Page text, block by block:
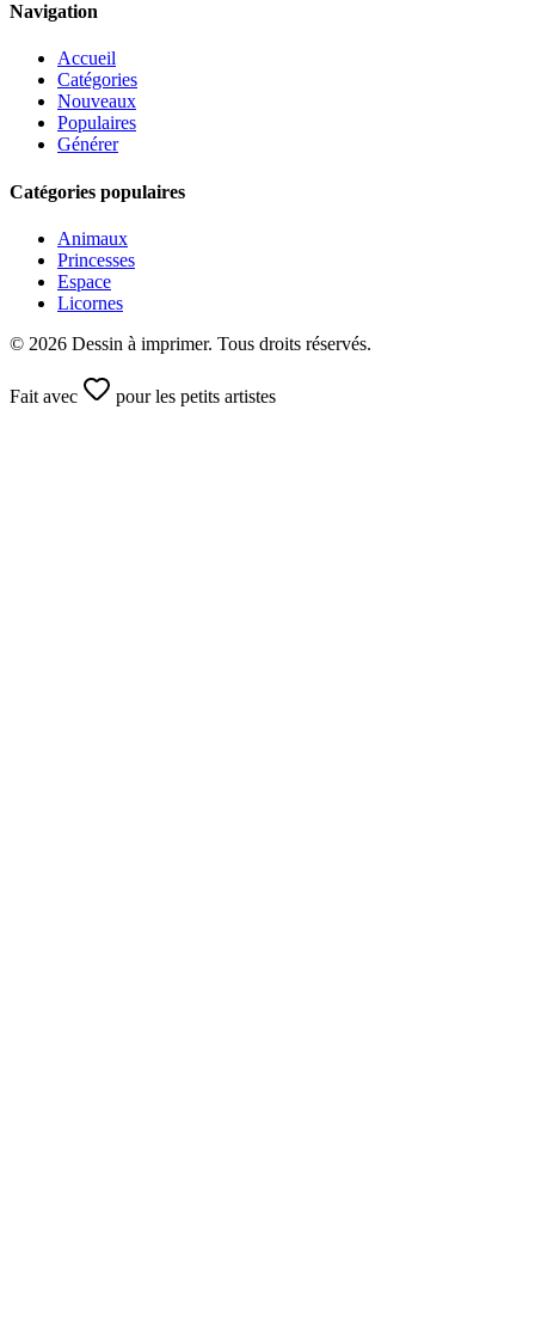
Navigation
Accueil
Catégories
Nouveaux
Populaires
Générer
Catégories populaires
Animaux
Princesses
Espace
Licornes
© 2026 Dessin à imprimer. Tous droits réservés.
Fait avec pour les petits artistes